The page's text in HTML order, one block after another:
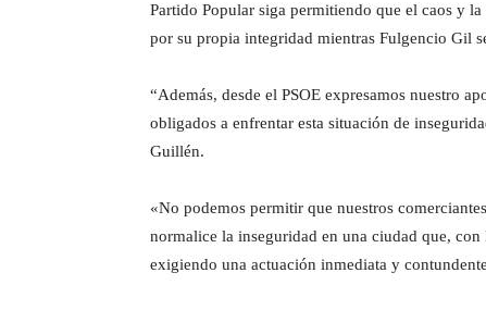
Partido Popular siga permitiendo que el caos y
por su propia integridad mientras Fulgencio Gil
“Además, desde el PSOE expresamos nuestro
obligados a enfrentar esta situación de
Guillén.
«No podemos permitir que nuestros
normalice la inseguridad en una ciudad que, con
exigiendo una actuación inmediata y